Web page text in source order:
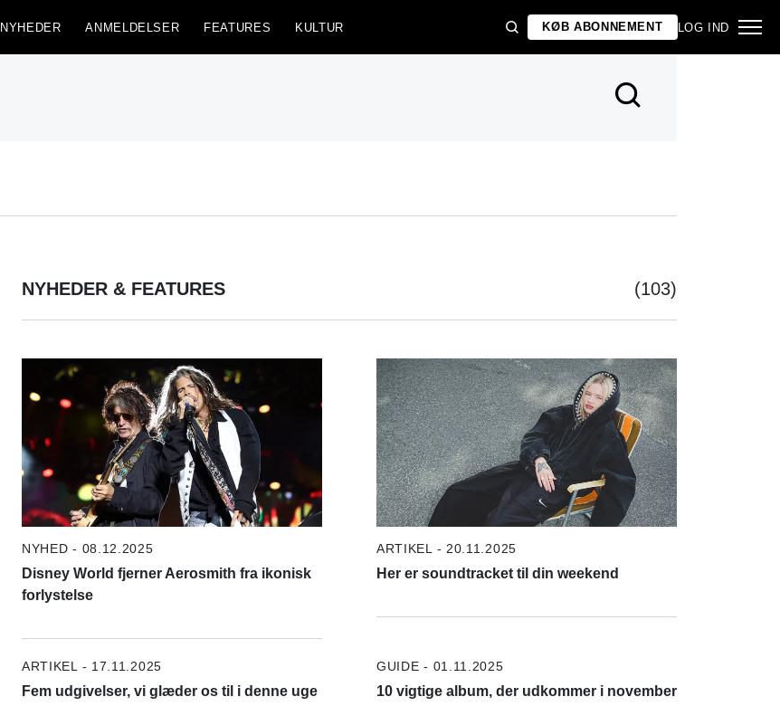
NYHEDER ANMELDELSER FEATURES KULTUR KØB ABONNEMENT LOG IND
NYHEDER & FEATURES (103)
NYHED - 08.12.2025
Disney World fjerner Aerosmith fra ikonisk
forlystelse
ARTIKEL - 20.11.2025
Her er soundtracket til din weekend
ARTIKEL - 17.11.2025
Fem udgivelser, vi glæder os til i denne uge
GUIDE - 01.11.2025
10 vigtige album, der udkommer i november